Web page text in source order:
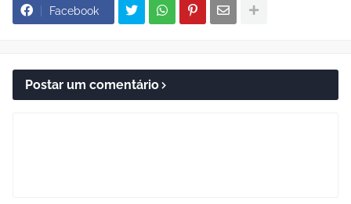
Facebook
Postar um comentário